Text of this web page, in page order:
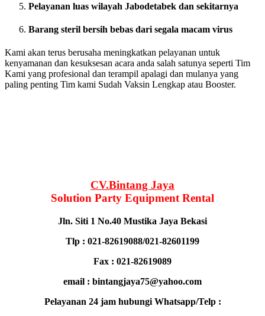
Pelayanan luas wilayah Jabodetabek dan sekitarnya
Barang steril bersih bebas dari segala macam virus
Kami akan terus berusaha meningkatkan pelayanan untuk
kenyamanan dan kesuksesan acara anda salah satunya seperti Tim
Kami yang profesional dan terampil apalagi dan mulanya yang
paling penting Tim kami Sudah Vaksin Lengkap atau Booster.
CV.Bintang Jaya
Solution Party Equipment Rental
Jln. Siti 1 No.40 Mustika Jaya Bekasi
Tlp : 021-82619088/021-82601199
Fax : 021-82619089
email : bintangjaya75@yahoo.com
Pelayanan 24 jam hubungi Whatsapp/Telp :